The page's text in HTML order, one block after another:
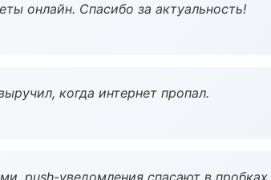
онлайн. Спасибо за актуальность!
когда интернет пропал.
push-уведомления спасают в пробках.